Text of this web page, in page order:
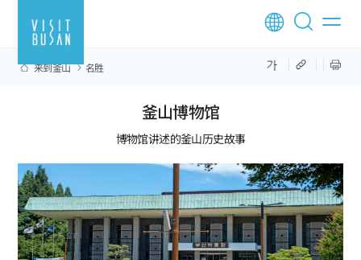
来到釜山 名胜
釜山博物馆
博物馆讲述的釜山历史故事